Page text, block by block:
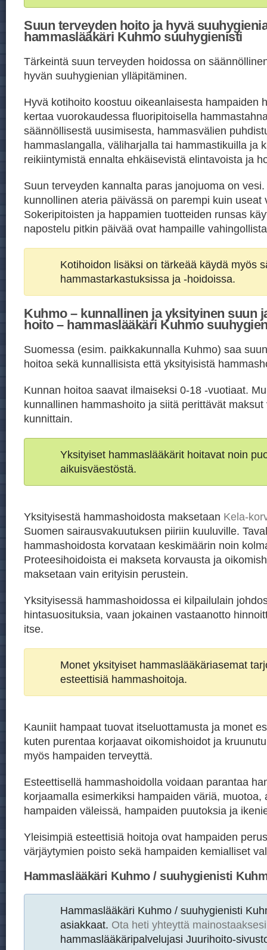
Suun terveyden hoito ja hyvä
hammaslääkäri Kuhmo suuhygienisti
Tärkeintä suun terveyden hoidossa on
hyvän suuhygienian ylläpitäminen.
Hyvä kotihoito koostuu oikeanlaisesta hampaiden
kertaa vuorokaudessa fluoripitoisella
säännöllisestä uusimisesta, hammasvälien
hammaslangalla, väliharjalla tai hammastikuilla ja
reikiintymistä ennalta ehkäisevistä elintavoista ja
Suun terveyden kannalta paras janojuoma on
kunnollinen ateria päivässä on parempi kuin useat
Sokeripitoisten ja happamien tuotteiden runsas
napostelu pitkin päivää ovat hampaille
Kotihoidon lisäksi on tärkeää käydä myös
hammastarkastuksissa ja -hoidoissa.
Kuhmo – kunnallinen ja yksityinen suun
hoito – hammaslääkäri Kuhmo
Suomessa (esim. paikkakunnalla Kuhmo) saa
hoitoa sekä kunnallisista että yksityisistä
Kunnan hoitoa saavat ilmaiseksi 0-18 -vuotiaat.
kunnallinen hammashoito ja siitä perittävät maksut
kunnittain.
Yksityiset hammaslääkärit hoitavat noin
aikuisväestöstä.
Yksityisestä hammashoidosta maksetaan Kela-
Suomen sairausvakuutuksen piiriin kuuluville.
hammashoidosta korvataan keskimäärin noin
Proteesihoidoista ei makseta korvausta ja
maksetaan vain erityisin perustein.
Yksityisessä hammashoidossa ei kilpailulain
hintasuosituksia, vaan jokainen vastaanotto
itse.
Monet yksityiset hammaslääkäriasemat
esteettisiä hammashoitoja.
Kauniit hampaat tuovat itseluottamusta ja monet
kuten purentaa korjaavat oikomishoidot ja
myös hampaiden terveyttä.
Esteettisellä hammashoidolla voidaan parantaa
korjaamalla esimerkiksi hampaiden väriä, muotoa,
hampaiden väleissä, hampaiden puutoksia ja
Yleisimpiä esteettisiä hoitoja ovat hampaiden
värjäytymien poisto sekä hampaiden kemialliset
Hammaslääkäri Kuhmo / suuhygienisti
Hammaslääkäri Kuhmo / suuhygienisti
asiakkaat. Ota heti yhteyttä mainostaaksesi
hammaslääkäripalvelujasi Juurihoito-